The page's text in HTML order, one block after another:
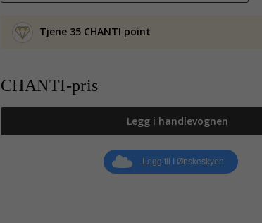
Tjene 35 CHANTI point
CHANTI-pris
Legg i handlevognen
Legg til I Ønskeskyen